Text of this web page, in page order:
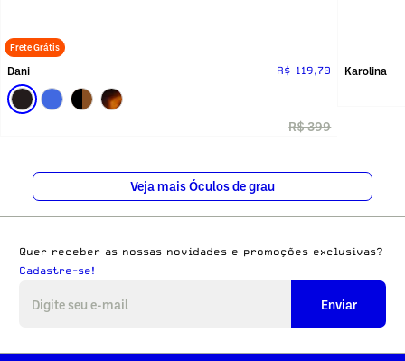
Frete Grátis
Dani R$ 119,70
R$ 399
Karolina
Veja mais Óculos de grau
Quer receber as nossas novidades e promoções exclusivas?
Cadastre-se!
Enviar